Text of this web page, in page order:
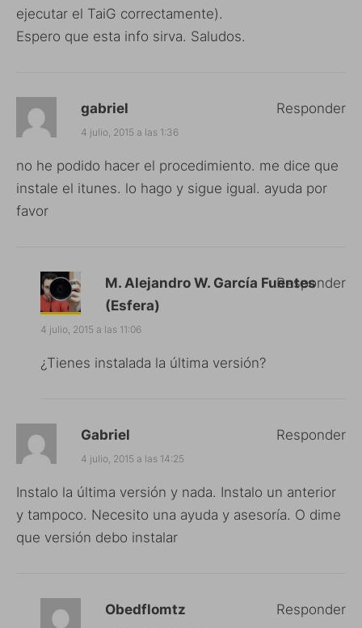
ejecutar el TaiG correctamente).
Espero que esta info sirva. Saludos.
gabriel
4 julio, 2015 a las 1:36
no he podido hacer el procedimiento. me dice que
instale el itunes. lo hago y sigue igual. ayuda por
favor
Responder
M. Alejandro W. García Fuentes
(Esfera)
4 julio, 2015 a las 11:06
¿Tienes instalada la última versión?
Responder
Gabriel
4 julio, 2015 a las 14:25
Instalo la última versión y nada. Instalo un anterior
y tampoco. Necesito una ayuda y asesoría. O dime
que versión debo instalar
Responder
Obedflomtz Responder